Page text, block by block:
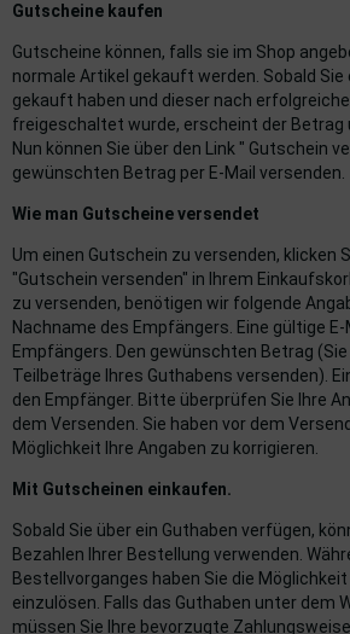
Gutscheine kaufen
Gutscheine können, falls sie im Shop
normale Artikel gekauft werden. Sobald Sie
gekauft haben und dieser nach
freigeschaltet wurde, erscheint der Betrag
Nun können Sie über den Link " Gutschein
gewünschten Betrag per E-Mail versenden.
Wie man Gutscheine versendet
Um einen Gutschein zu versenden, klicken
"Gutschein versenden" in Ihrem
zu versenden, benötigen wir folgende
Nachname des Empfängers. Eine gültige
Empfängers. Den gewünschten Betrag
Teilbeträge Ihres Guthabens versenden).
den Empfänger. Bitte überprüfen Sie Ihre
dem Versenden. Sie haben vor dem
Möglichkeit Ihre Angaben zu korrigieren.
Mit Gutscheinen einkaufen.
Sobald Sie über ein Guthaben verfügen,
Bezahlen Ihrer Bestellung verwenden.
Bestellvorganges haben Sie die Möglichkeit
einzulösen. Falls das Guthaben unter dem
müssen Sie Ihre bevorzugte
Signalanlage
Aufbauten
Dämpfung
Lüftung